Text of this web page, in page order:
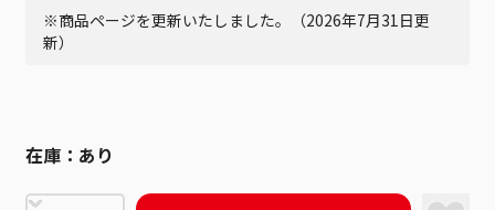
※商品ページを更新いたしました。（2026年7月31日更
新）
在庫： あり